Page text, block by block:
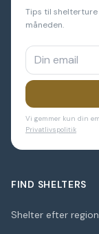
Tips til shelterture
måneden.
Vi gemmer kun din
Privatlivspolitik
FIND SHELTERS
Shelter efter region